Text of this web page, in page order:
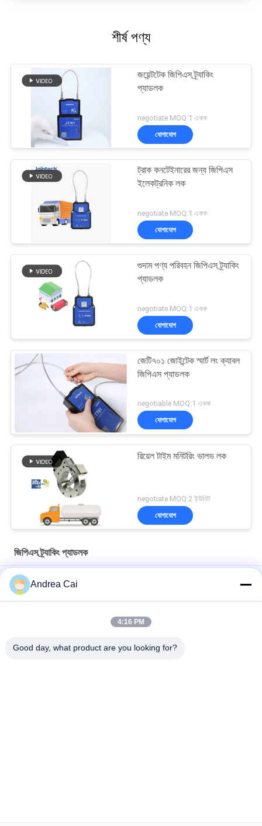
শীর্ষ পণ্য
জয়েন্টটেক জিপিএস ট্র্যাকিং
প্যাডলক
negotiate MOQ:1 একক
যোগাযোগ
ট্রাক কনটেইনারের জন্য জিপিএস
ইলেকট্রনিক লক
negotiate MOQ:1 একক
যোগাযোগ
গুদাম পণ্য পরিবহন জিপিএস ট্র্যাকিং
প্যাডলক
negotiate MOQ:1 একক
যোগাযোগ
জেটি৭০১ জোইন্টেক স্মার্ট লং ক্যাবল
জিপিএস প্যাডলক
negotiable MOQ:1 একক
যোগাযোগ
রিয়েল টাইম মনিটরিং ভালভ লক
negotiate MOQ:2 ইউনিট
যোগাযোগ
জিপিএস ট্র্যাকিং প্যাডলক
JT705A রিমোট আনলক সহ কার্গো পরিবহনের জন্য কনটেইনার জিপিএস ট্র্যাকিং লক
রিমোট কন্ট্রোল সহ অ্যান্টি চুরি 15000 এমএএইচ ব্যাটারি জিপিএস ট্র্যাকিং প্যাডলক
জোইন্টেক জেটি৭০৯এ কনটেইনার জিপিএস ট্র্যাকিং প্যাডলক ওয়াটারপ্রুফ ভ্যান ট্রাক
Andrea Cai
4:16 PM
Good day, what product are you looking for?